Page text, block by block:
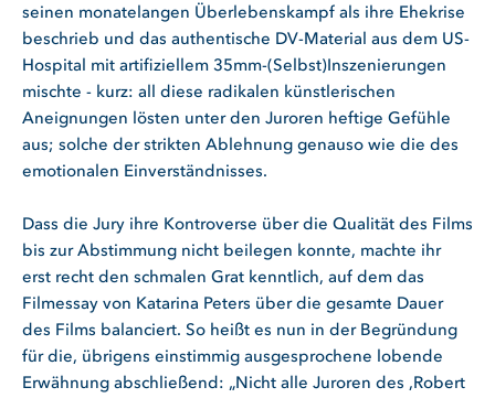
seinen monatelangen Überlebenskampf als ihre Ehekrise
beschrieb und das authentische DV-Material aus dem US-
Hospital mit artifiziellem 35mm-(Selbst)Inszenierungen
mischte - kurz: all diese radikalen künstlerischen
Aneignungen lösten unter den Juroren heftige Gefühle
aus; solche der strikten Ablehnung genauso wie die des
emotionalen Einverständnisses.
Dass die Jury ihre Kontroverse über die Qualität des Films
bis zur Abstimmung nicht beilegen konnte, machte ihr
erst recht den schmalen Grat kenntlich, auf dem das
Filmessay von Katarina Peters über die gesamte Dauer
des Films balanciert. So heißt es nun in der Begründung
für die, übrigens einstimmig ausgesprochene lobende
Erwähnung abschließend: „Nicht alle Juroren des ,Robert